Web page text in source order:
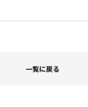
一覧に戻る